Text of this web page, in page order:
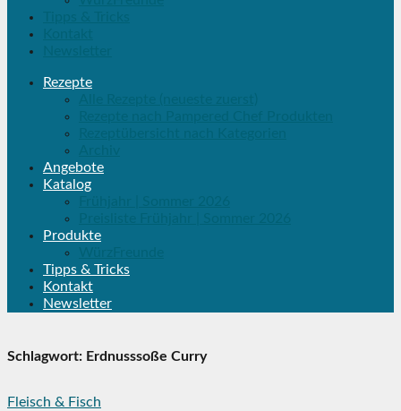
Rezepte
Angebote
Katalog
Produkte
Tipps & Tricks
Kontakt
Newsletter
Schlagwort: Erdnusssoße Curry
Fleisch & Fisch